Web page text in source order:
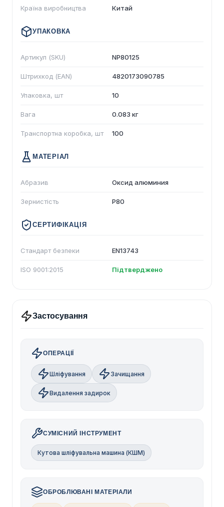
Країна виробництва Китай
УПАКОВКА
Артикул (SKU) NP80125
Штрихкод (EAN) 4820173090785
Упаковка, шт 10
Вага 0.083 кг
Транспортна коробка, шт 100
МАТЕРІАЛ
Абразив Оксид алюминия
Зернистість P80
СЕРТИФІКАЦІЯ
Стандарт безпеки EN13743
ISO 9001:2015 Підтверджено
Застосування
ОПЕРАЦІЇ
Шліфування Зачищання
Видалення задирок
СУМІСНИЙ ІНСТРУМЕНТ
Кутова шліфувальна машина (КШМ)
ОБРОБЛЮВАНІ МАТЕРІАЛИ